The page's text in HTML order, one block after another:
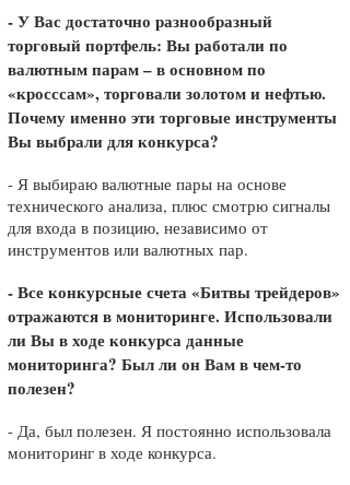
- У Вас достаточно разнообразный
торговый портфель: Вы работали по
валютным парам – в основном по
«кросссам», торговали золотом и нефтью.
Почему именно эти торговые инструменты
Вы выбрали для конкурса?
- Я выбираю валютные пары на основе
технического анализа, плюс смотрю сигналы
для входа в позицию, независимо от
инструментов или валютных пар.
- Все конкурсные счета «Битвы трейдеров»
отражаются в мониторинге. Использовали
ли Вы в ходе конкурса данные
мониторинга? Был ли он Вам в чем-то
полезен?
- Да, был полезен. Я постоянно использовала
мониторинг в ходе конкурса.